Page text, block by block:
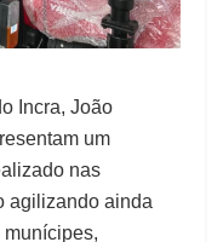
Incra, João
um
nas
agilizando ainda
munícipes,